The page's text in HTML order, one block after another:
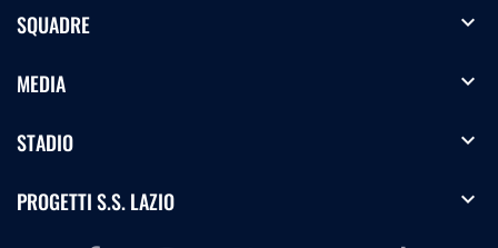
SQUADRE expand_more
MEDIA expand_more
STADIO expand_more
PROGETTI S.S. LAZIO expand_more